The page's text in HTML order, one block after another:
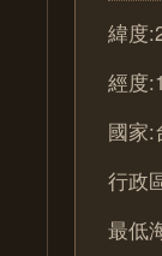
緯度
經度
國家:
行政
最低